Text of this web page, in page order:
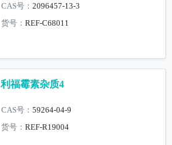
CAS号：2096457-13-3
货号：REF-C68011
利福霉素杂质4
CAS号：59264-04-9
货号：REF-R19004